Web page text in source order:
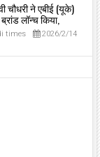
चौधरी ने एबीई (यूके)
लॉन्च किया,
को दिलाई पहचान।
times 2026/2/14